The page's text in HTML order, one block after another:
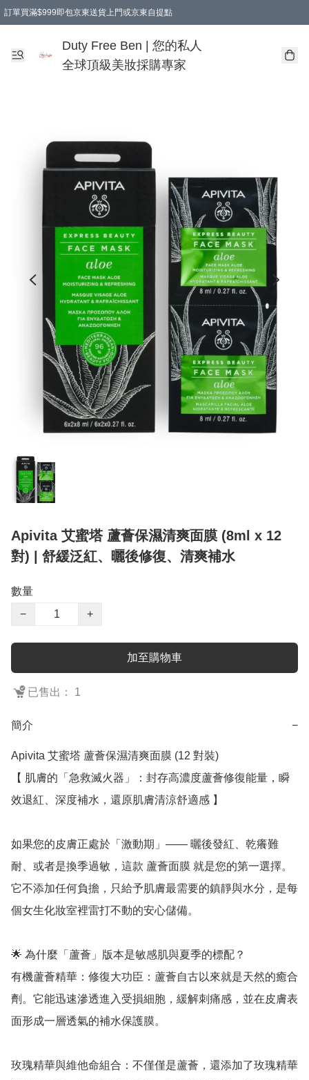
訂單買滿$999即包京東送貨上門或京東自提點
Duty Free Ben | 您的私人
全球頂級美妝採購專家
Apivita 艾蜜塔 蘆薈保濕清爽面膜 (8ml x 12
對) | 舒緩泛紅、曬後修復、清爽補水
數量
−
+
加至購物車
已售出： 1
簡介 −
Apivita 艾蜜塔 蘆薈保濕清爽面膜 (12 對裝)
【 肌膚的「急救滅火器」：封存高濃度蘆薈修復能量，瞬
效退紅、深度補水，還原肌膚清涼舒適感 】
如果您的皮膚正處於「激動期」—— 曬後發紅、乾癢難
耐、或者是換季過敏，這款 蘆薈面膜 就是您的第一選擇。
它不添加任何負擔，只給予肌膚最需要的鎮靜與水分，是每
個女生化妝室裡雷打不動的安心儲備。
🌟 為什麼「蘆薈」版本是敏感肌與夏季的標配？
有機蘆薈精華：修復大功臣：蘆薈自古以來就是天然的癒合
劑。它能迅速滲透進入受損細胞，緩解刺痛感，並在皮膚表
面形成一層透氣的補水保護膜。
玫瑰精華與維他命組合：不僅僅是蘆薈，還添加了玫瑰精華